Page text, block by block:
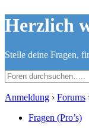
Herzlich
Stelle deine Fragen,
Anmeldung › Forums
Fragen (Pro’s)